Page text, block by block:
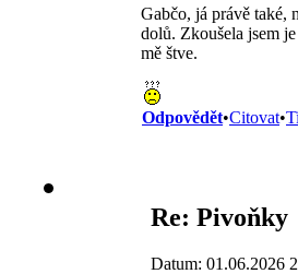
Gabčo, já právě také,
dolů. Zkoušela jsem
mě štve.
Odpovědět•Citovat•
Re: Pivoňky
Datum: 01.06.2026